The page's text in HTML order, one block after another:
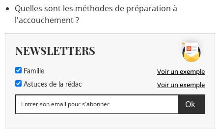
Quelles sont les méthodes de préparation à
l'accouchement ?
NEWSLETTERS
Famille Voir un exemple
Astuces de la rédac Voir un exemple